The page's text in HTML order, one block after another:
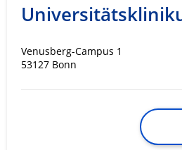
Venusberg-Campus 1
53127 Bonn
verschiedenen Quellen
Verwendung reduzierter Daten
IAB-Besonderheiten:
Verwendung genauer
Geräte anhand von aktiv